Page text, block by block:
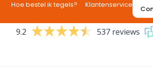
Hoe bestel ik tegels? Klantenservice
9.2 537 reviews